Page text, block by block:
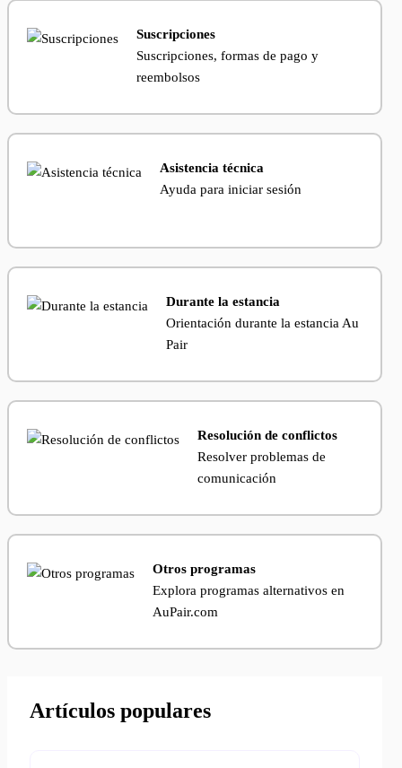
Suscripciones
Suscripciones, formas de pago y
reembolsos
Asistencia técnica
Ayuda para iniciar sesión
Durante la estancia
Orientación durante la estancia Au
Pair
Resolución de conflictos
Resolver problemas de
comunicación
Otros programas
Explora programas alternativos en
AuPair.com
Artículos populares